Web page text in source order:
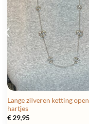
Lange zilveren ketting open
hartjes
€29,95